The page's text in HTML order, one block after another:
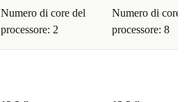
Numero di core del
processore: 2
Numero di core
processore: 8